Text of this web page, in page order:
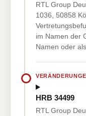
RTL Group
1036, 50858
im Namen der
Namen oder
HRB 34499
RTL Group